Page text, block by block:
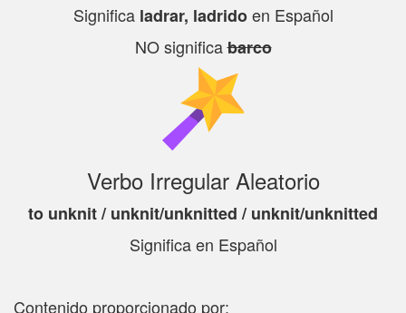
Significa ladrar, ladridoen Español
NO significabarco
Verbo Irregular Aleatorio
to unknit / unknit/unknitted / unknit/unknitted
Significaen Español
Contenido proporcionado por: